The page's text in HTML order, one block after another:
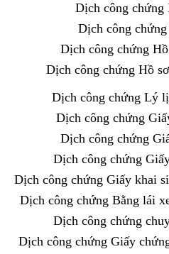
Dịch công chứng
Dịch công
Dịch công chứng
Dịch công chứng Hồ
Dịch công chứng Lý
Dịch công chứng
Dịch công chứng
Dịch công chứng
Dịch công chứng Giấy khai
Dịch công chứng Bằng lái
Dịch công chứng
Dịch công chứng Giấy